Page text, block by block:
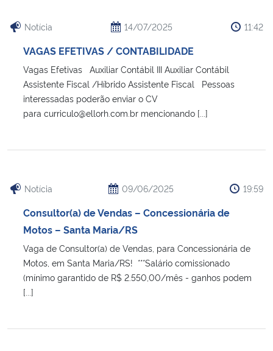
Notícia 14/07/2025 11:42
VAGAS EFETIVAS / CONTABILIDADE
Vagas Efetivas Auxiliar Contábil III Auxiliar Contábil
Assistente Fiscal /Híbrido Assistente Fiscal Pessoas
interessadas poderão enviar o CV
para curriculo@ellorh.com.br mencionando [...]
Notícia 09/06/2025 19:59
Consultor(a) de Vendas – Concessionária de
Motos – Santa Maria/RS
Vaga de Consultor(a) de Vendas, para Concessionária de
Motos, em Santa Maria/RS! ***Salário comissionado
(mínimo garantido de R$ 2.550,00/mês - ganhos podem
[...]